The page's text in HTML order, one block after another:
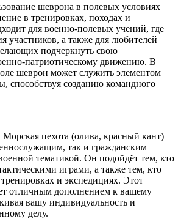
шеврона в полевых условиях
в тренировках, походах и
для военно-полевых учений, где
участников, а также для любителей
подчеркнуть свою
патриотическому движению. В
шеврон может служить элементом
способствуя созданию командного
пехота (олива, красный кант)
так и гражданским
тематикой. Он подойдёт тем, кто
играми, а также тем, кто
и экспедициях. Этот
отличным дополнением к вашему
вашу индивидуальность и
делу.